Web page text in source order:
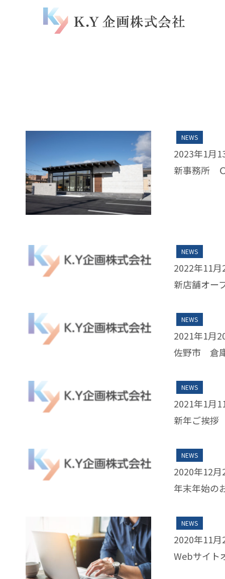
NEWS
2023年1月
新事務所
NEWS
2022年11月
新店舗オー
NEWS
2021年1月
佐野市 倉
NEWS
2021年1月
新年ご挨拶
NEWS
2020年12月
年末年始の
NEWS
2020年11月
Webサイト